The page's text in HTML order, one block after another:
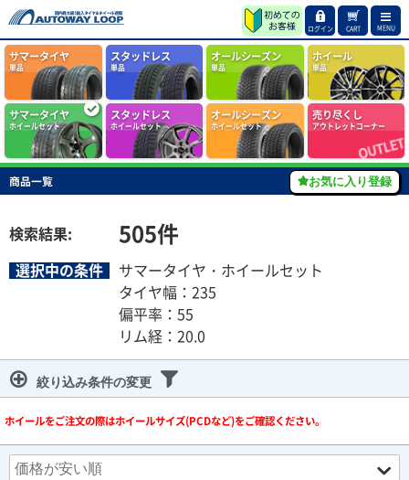
ログイン CART MENU
サマータイヤ
単品
スタッドレス
単品
オールシーズン
単品
ホイール
単品
サマータイヤ
ホイールセット
スタッドレス
ホイールセット
オールシーズン
ホイールセット
売り尽くし
アウトレットコーナー
商品一覧
検索結果: 505件
選択中の条件
サマータイヤ・ホイールセット
タイヤ幅：235
偏平率：55
リム経：20.0
絞り込み条件の変更
ホイールをご注文の際はホイールサイズ(PCDなど)をご確認ください。
お気に入り登録